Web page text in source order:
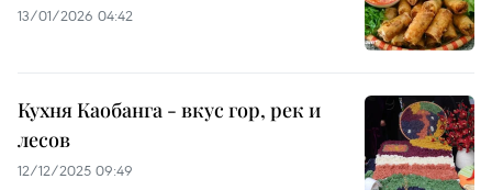
13/01/2026 04:42
Кухня Каобанга - вкус гор, рек и
лесов
12/12/2025 09:49